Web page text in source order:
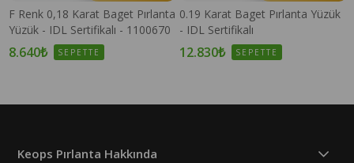
F Renk 0,18 Karat Baget Pırlanta
Yüzük - IDL Sertifikalı - 1100670
8.640₺ SEPETTE
0.19 Karat Baget Pırlanta Yüzük
- IDL Sertifikalı
12.830₺ SEPETTE
Keops Pırlanta Hakkında